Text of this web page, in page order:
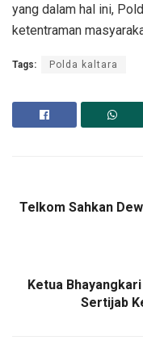
yang dalam hal ini,
ketentraman
Tags: Polda kaltara
Telkom Sahkan
Ketua
Sertijab